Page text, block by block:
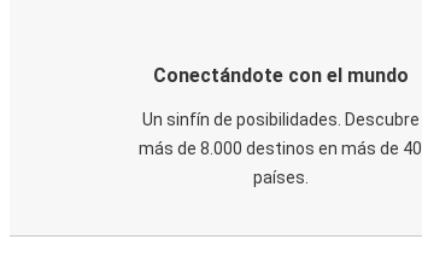
Conectándote con el mundo
Un sinfín de posibilidades. Descubre
más de 8.000 destinos en más de 40
países.